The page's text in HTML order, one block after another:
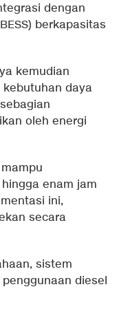
dengan
berkapasitas
kemudian
daya
oleh energi
enam jam
ini,
secara
sistem
diesel